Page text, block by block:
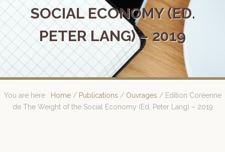
SOCIAL ECONOMY (ED.
PETER LANG) – 2019
You are here : Home/ Publications / Ouvrages / Edition Coréenne
de The Weight of the Social Economy (Ed. Peter Lang) – 2019